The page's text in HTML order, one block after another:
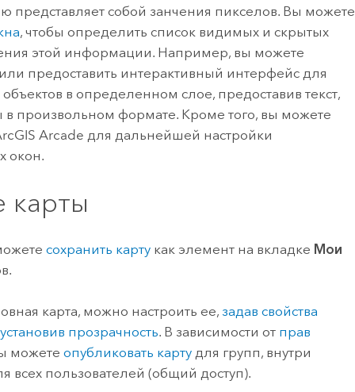
представляет собой занчения пикселов. Вы можете
, чтобы определить список видимых и скрытых
этой информации. Например, вы можете
или предоставить интерактивный интерфейс для
в определенном слое, предоставив текст,
произвольном формате. Кроме того, вы можете
Arcade для дальнейшей настройки
окон.
карты
сохранить карту как элемент на вкладке Мои
карта, можно настроить ее, задав свойства
установив прозрачность. В зависимости от прав
можетеопубликовать карту для групп, внутри
всех пользователей (общий доступ).